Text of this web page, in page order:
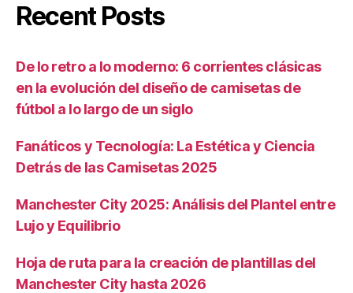
Recent Posts
De lo retro a lo moderno: 6 corrientes clásicas
en la evolución del diseño de camisetas de
fútbol a lo largo de un siglo
Fanáticos y Tecnología: La Estética y Ciencia
Detrás de las Camisetas 2025
Manchester City 2025: Análisis del Plantel entre
Lujo y Equilibrio
Hoja de ruta para la creación de plantillas del
Manchester City hasta 2026